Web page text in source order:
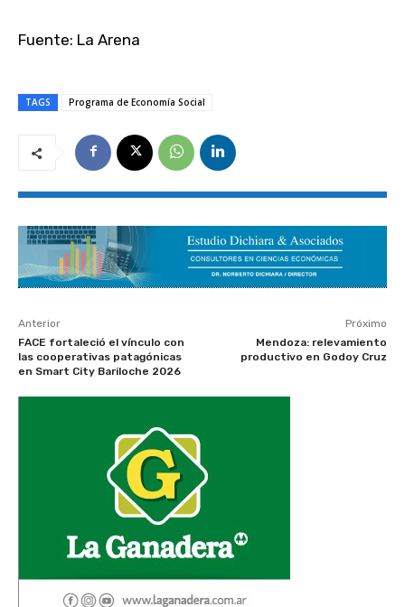
Fuente: La Arena
TAGS Programa de Economía Social
Anterior
FACE fortaleció el vínculo con
las cooperativas patagónicas
en Smart City Bariloche 2026
Próximo
Mendoza: relevamiento
productivo en Godoy Cruz